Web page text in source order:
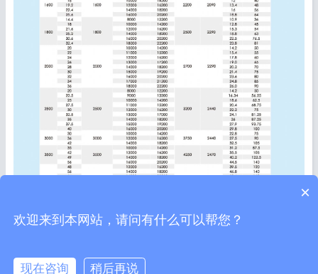
 
×
欢迎来到本网站，请问有什么可以帮您？
现在咨询 稍后再说